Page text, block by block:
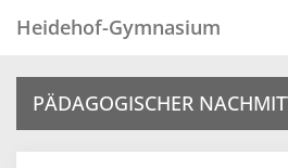
Heidehof-Gymnasium
PÄDAGOGISCHER